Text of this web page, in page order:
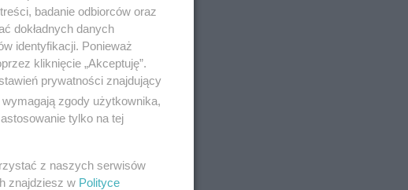
badanie odbiorców oraz
dokładnych danych
identyfikacji. Ponieważ
kliknięcie „Akceptuję”.
prywatności znajdujący
zgody użytkownika,
tylko na tej
z naszych serwisów
znajdziesz w Polityce